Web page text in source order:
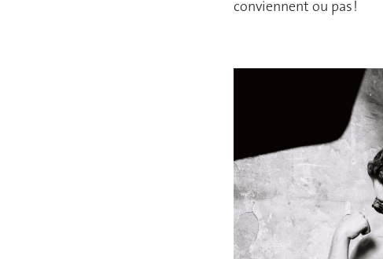
conviennent ou pas !